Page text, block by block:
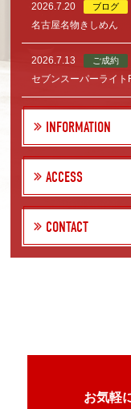
2026.7.20 ブログ
名古屋名物きしめん
2026.7.13 ご成約
セブンスーパーライト
INFORMATION
ACCESS
CONTACT
お気軽